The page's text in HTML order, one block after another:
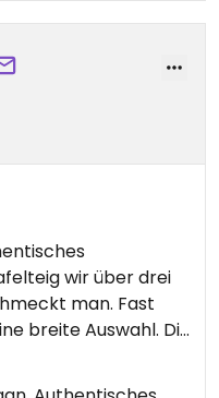
wir über drei
man. Fast
breite Auswahl. Die
und